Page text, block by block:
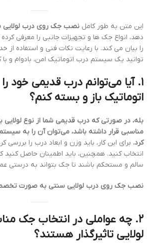
این متن به طور کامل نصب جک روی درب لولایی
دهد، انواع جک ها و تجهیزات جانبی را معرفی
را بیان می کند. با رعایت نکات فنی و استفاده از
توانید یک سیستم درب اتوماتیک امن، بادوام و با
۱. آیا می‌توانم درب قدیمی خود
اتوماتیک باز و بسته کنم؟
بله، در صورتی که درب قدیمی شما از نوع
مناسبی قرار داشته باشد، می‌توان آن را به
کرد. برای این کار، باید وزن و ابعاد درب را
انتخاب کنید. همچنین، باید اطمینان حاصل کنید
سالم و مستحکم باشند تا جک بتواند به درستی
نصب جک روی درب لولایی سنتی به صورت
۲. چه عواملی در انتخاب جک
لولایی تاثیرگذار هستند؟